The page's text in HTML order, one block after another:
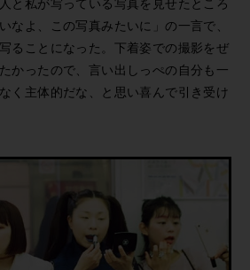
なよ、この写真みたいに」の一言で、
ることになった。下着姿での撮影をぜ
かったので、言い出しっぺの自分も一
く主体的だな、と思い喜んで引き受け